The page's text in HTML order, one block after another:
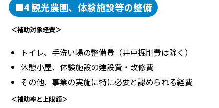
■4 観光農園、体験施設等の整備
＜補助対象経費＞
トイレ、手洗い場の整備費（井戸掘削費は除く）
休憩小屋、体験施設の建設費・改修費
その他、事業の実施に特に必要と認められる経費
＜補助率と上限額＞